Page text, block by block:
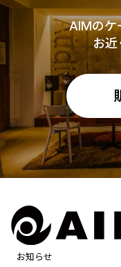
AIMのケ
お近
お知らせ